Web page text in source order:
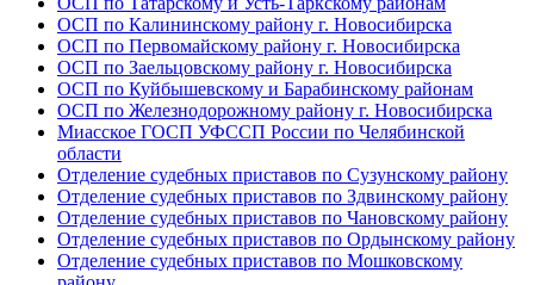
ОСП по Калининскому району г. Новосибирска
ОСП по Первомайскому району г. Новосибирска
ОСП по Заельцовскому району г. Новосибирска
ОСП по Куйбышевскому и Барабинскому районам
ОСП по Железнодорожному району г. Новосибирска
Миасское ГОСП УФССП России по Челябинской
области
Отделение судебных приставов по Сузунскому району
Отделение судебных приставов по Здвинскому району
Отделение судебных приставов по Чановскому району
Отделение судебных приставов по Ордынскому району
Отделение судебных приставов по Мошковскому